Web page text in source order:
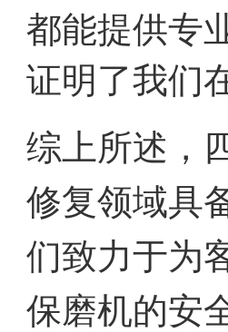
都能提供专
证明了我们
综上所述，
修复领域具
们致力于为
保磨机的安